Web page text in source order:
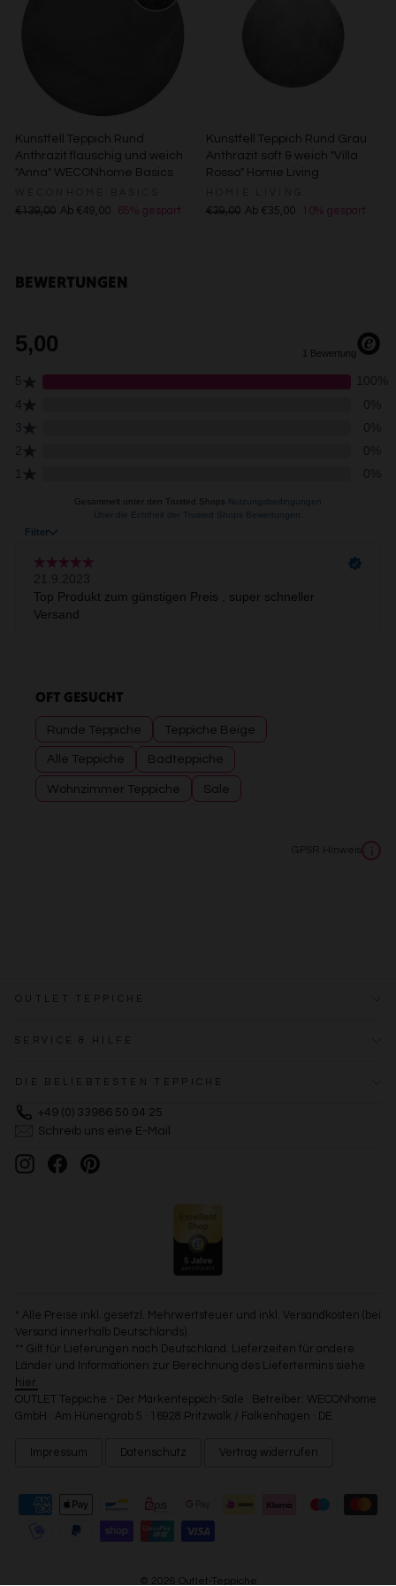
Kunstfell Teppich Rund
Anthrazit flauschig und weich
"Anna" WECONhome Basics
€139,00 Ab €49,00 65% gespart
Kunstfell Teppich Rund Grau
Anthrazit soft & weich "Villa
Rosso" Homie Living
€39,00 Ab €35,00 10% gespart
BEWERTUNGEN
OFT GESUCHT
Runde Teppiche Teppiche Beige
Alle Teppiche Badteppiche
Wohnzimmer Teppiche Sale
GPSR Hinweis i
OUTLET TEPPICHE
SERVICE & HILFE
DIE BELIEBTESTEN TEPPICHE
+49 (0) 33986 50 04 25
Schreib uns eine E-Mail
InstagramFacebookPinterest
* Alle Preise inkl. gesetzl. Mehrwertsteuer und inkl. Versandkosten (bei
Versand innerhalb Deutschlands).
** Gilt für Lieferungen nach Deutschland. Lieferzeiten für andere
Länder und Informationen zur Berechnung des Liefertermins siehe
hier.
OUTLET Teppiche - Der Markenteppich-Sale · Betreiber: WECONhome
GmbH · Am Hünengrab 5 · 16928 Pritzwalk / Falkenhagen · DE
Impressum Datenschutz Vertrag widerrufen
© 2026 Outlet-Teppiche
Erstellung von Profilen zur Personalisierung von Inhalten
Messung der Performance von Inhalten
Analyse von Zielgruppen durch Statistiken oder
Kombinationen von Daten aus verschiedenen Quellen
Verwendung reduzierter Daten zur Auswahl von Inhalten
Besondere Features:
Endgeräteeigenschaften zur Identifikation aktiv abfragen